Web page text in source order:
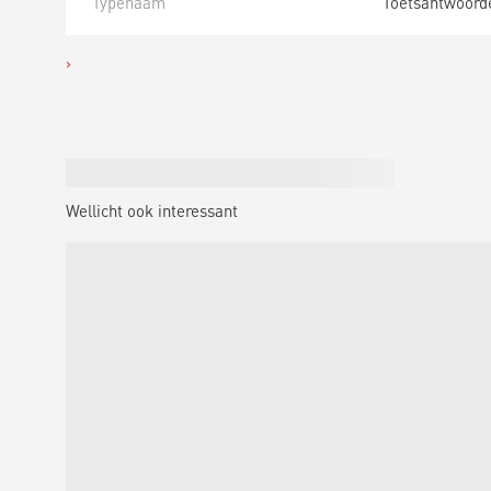
Wellicht ook interessant